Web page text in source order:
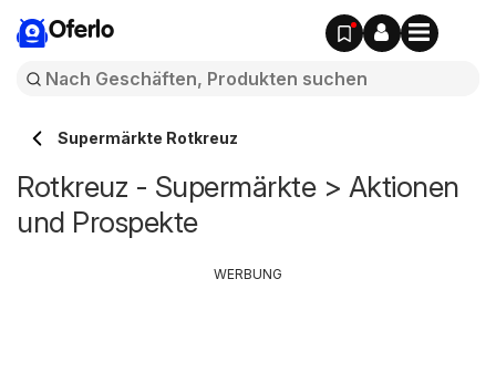
Oferlo
Supermärkte Rotkreuz
Rotkreuz - Supermärkte > Aktionen
und Prospekte
WERBUNG